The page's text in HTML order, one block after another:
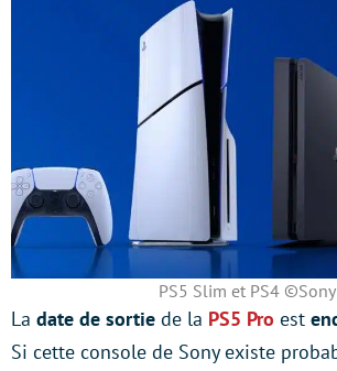
PS5 Slim et PS4 ©Sony
La date de sortie de la PS5 Pro est
Si cette console de Sony existe